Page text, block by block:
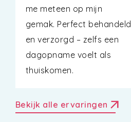
me meteen op mijn
gemak. Perfect behandeld
en verzorgd – zelfs een
dagopname voelt als
thuiskomen.
Bekijk alle ervaringen arrow_outward